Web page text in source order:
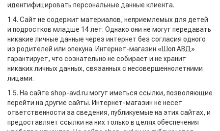
идентифицировать персональные данные клиента.
1.4. Сайт не содержит материалов, неприемлемых для детей
и подростков младше 14 лет. Однако они не могут передавать
никакие личные данные через интернет без согласия одного
из родителей или опекуна. Интернет-магазин «Шоп АВД»
гарантирует, что сознательно не собирает и не хранит
никаких личных данных, связанных с несовершеннолетними
лицами.
1.5. На сайте shop-avd.ru могут иметься ссылки, позволяющие
перейти на другие сайты. Интернет-магазин не несет
ответственности за сведения, публикуемые на этих сайтах, и
предоставляет ссылки на них только в целях обеспечения